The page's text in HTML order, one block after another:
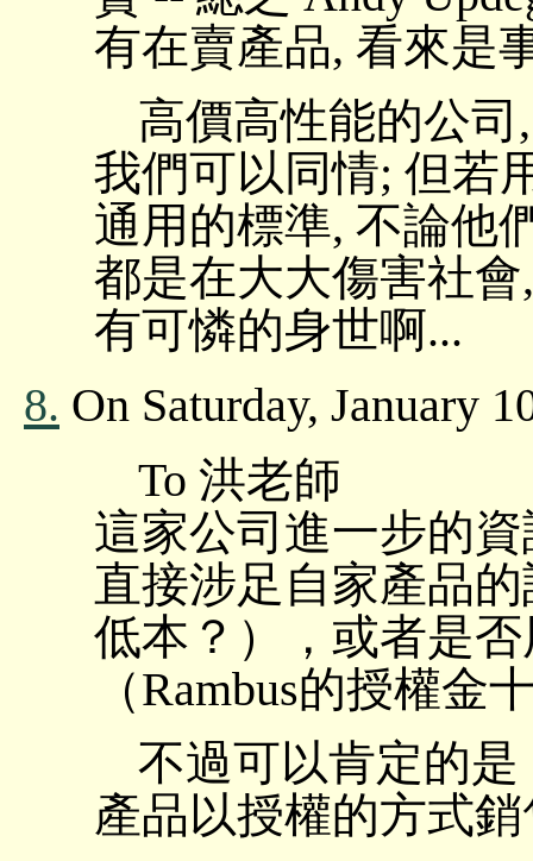
有在賣產品, 看來是
高價高性能的公
我們可以同情; 但若
通用的標準, 不論他
都是在大大傷害社
有可憐的身世啊...
8. On Saturday, January
To 洪老師
這家公司進一步的
直接涉足自家產品
低本？），或者是
（Rambus的授權金
不過可以肯定的
產品以授權的方式